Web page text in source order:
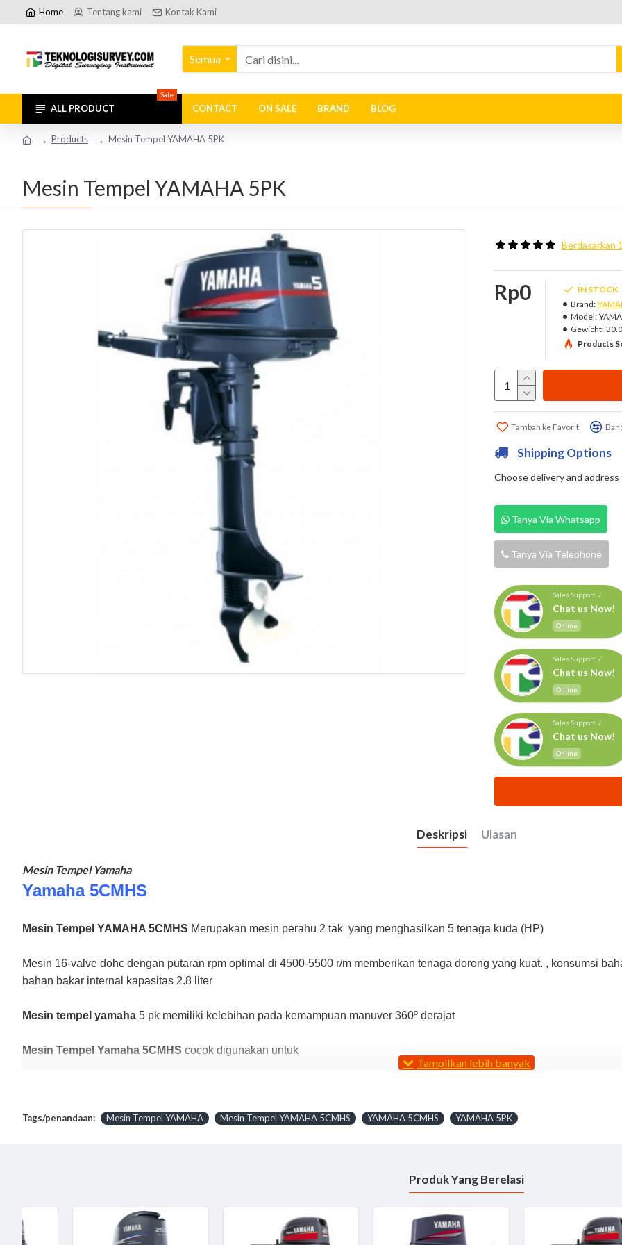
Home Tentang kami Kontak Kami
Semua
ALL PRODUCT
Sale
CONTACT ON SALE BRAND BLOG
Products Mesin Tempel YAMAHA 5PK
Mesin Tempel YAMAHA 5PK
Berdasarkan
Rp0
IN STOCK
Brand:
Model:
Gewicht:
Products
Tambah ke Favorit
Shipping Options
Choose delivery and
Tanya Via Whatsapp
Tanya Via Telephone
Sales Support /
Chat us Now!
Online
Sales Support /
Chat us Now!
Online
Sales Support /
Chat us Now!
Online
Deskripsi Ulasan
Mesin Tempel Yamaha
Yamaha 5CMHS
Mesin Tempel YAMAHA 5CMHS Merupakan mesin perahu 2 tak yang menghasilkan 5 tenaga kuda (HP)
Mesin 16-valve dohc dengan putaran rpm optimal di 4500-5500 r/m memberikan tenaga dorong yang kuat. , konsumsi
bahan bakar internal kapasitas 2.8 liter
Mesin tempel yamaha 5 pk memiliki kelebihan pada kemampuan manuver 360º derajat
Mesin Tempel Yamaha 5CMHS cocok digunakan untuk
kapal fiber mini
5CMHL - Manual Start, Tiller Handle, Transom height - Long
Tags/penandaan: Mesin Tempel YAMAHA Mesin Tempel YAMAHA 5CMHS YAMAHA 5CMHS YAMAHA 5PK
Produk Yang Berelasi